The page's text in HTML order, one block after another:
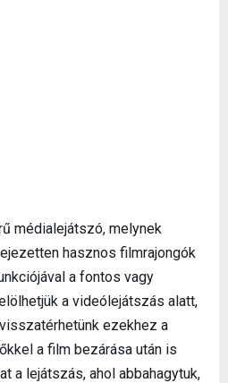
médialejátszó, melynek
hasznos filmrajongók
a fontos vagy
a videólejátszás alatt,
ezekhez a
a film bezárása után is
a lejátszás, ahol abbahagytuk,